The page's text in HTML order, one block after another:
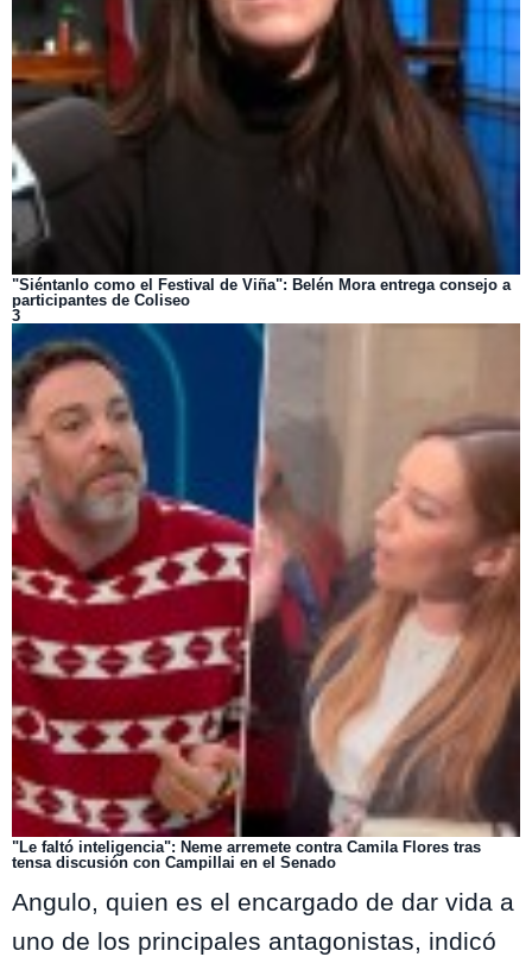
"Siéntanlo como el Festival de Viña": Belén Mora entrega consejo a
participantes de Coliseo
3
"Le faltó inteligencia": Neme arremete contra Camila Flores tras
tensa discusión con Campillai en el Senado
Angulo, quien es el encargado de dar vida a
uno de los principales antagonistas, indicó